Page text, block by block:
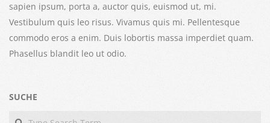
sapien ipsum, porta a, auctor quis, euismod ut, mi.
Vestibulum quis leo risus. Vivamus quis mi. Pellentesque
commodo eros a enim. Duis lobortis massa imperdiet quam.
Phasellus blandit leo ut odio.
SUCHE
Search